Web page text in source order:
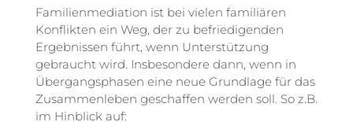
Familienmediation ist bei vielen familiären
Konflikten ein Weg, der zu befriedigenden
Ergebnissen führt, wenn Unterstützung
gebraucht wird. Insbesondere dann, wenn in
Übergangsphasen eine neue Grundlage für das
Zusammenleben geschaffen werden soll. So z.B.
im Hinblick auf: